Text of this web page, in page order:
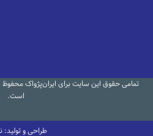
تمامی حقوق این سایت برای ایران‌پژواک
است.
طراحی و تولید: